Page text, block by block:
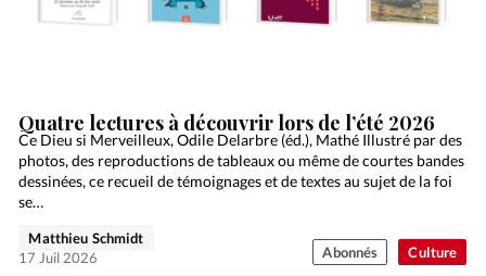
Culture
Quatre lectures à découvrir lors de l’été 2026
Ce Dieu si Merveilleux, Odile Delarbre (éd.), Mathé Illustré par des
photos, des reproductions de tableaux ou même de courtes bandes
dessinées, ce recueil de témoignages et de textes au sujet de la foi
se…
Matthieu Schmidt
17 Juil 2026
Abonnés